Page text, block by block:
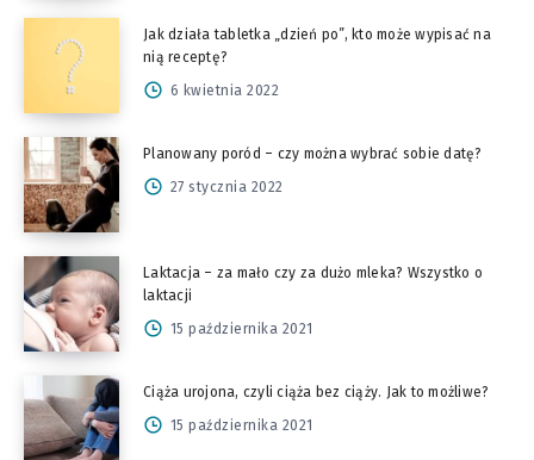
Jak działa tabletka „dzień po”, kto może wypisać na
nią receptę?
6 kwietnia 2022
Planowany poród – czy można wybrać sobie datę?
27 stycznia 2022
Laktacja – za mało czy za dużo mleka? Wszystko o
laktacji
15 października 2021
Ciąża urojona, czyli ciąża bez ciąży. Jak to możliwe?
15 października 2021